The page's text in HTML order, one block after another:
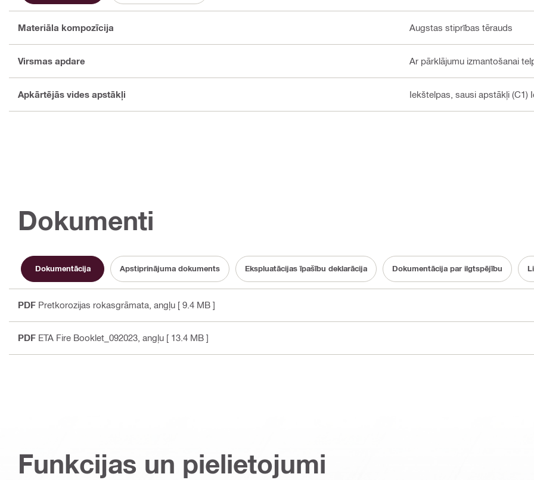
Materiāla kompozīcija Augstas stiprības tērauds
Virsmas apdare Ar pārklājumu izmantošanai
Apkārtējās vides apstākļi Iekštelpas, sausi apstākļi (C1)
Dokumenti
Dokumentācija Apstiprinājuma dokuments Ekspluatācijas īpašību deklarācija Dokumentācija par ilgtspējību
PDF Pretkorozijas rokasgrāmata , angļu [ 9.4 MB ]
PDF ETA Fire Booklet_092023 , angļu [ 13.4 MB ]
Funkcijas un pielietojumi